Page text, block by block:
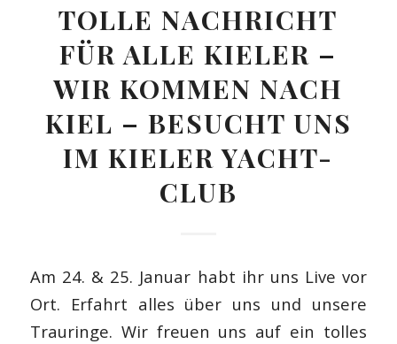
TOLLE NACHRICHT
FÜR ALLE KIELER –
WIR KOMMEN NACH
KIEL – BESUCHT UNS
IM KIELER YACHT-
CLUB
Am 24. & 25. Januar habt ihr uns Live vor
Ort. Erfahrt alles über uns und unsere
Trauringe. Wir freuen uns auf ein tolles